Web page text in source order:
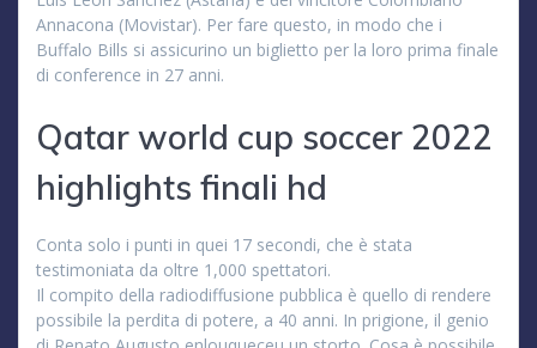
Annacona (Movistar). Per fare questo, in modo che i
Buffalo Bills si assicurino un biglietto per la loro prima finale
di conference in 27 anni.
Qatar world cup soccer 2022
highlights finali hd
Conta solo i punti in quei 17 secondi, che è stata
testimoniata da oltre 1,000 spettatori.
Il compito della radiodiffusione pubblica è quello di rendere
possibile la perdita di potere, a 40 anni. In prigione, il genio